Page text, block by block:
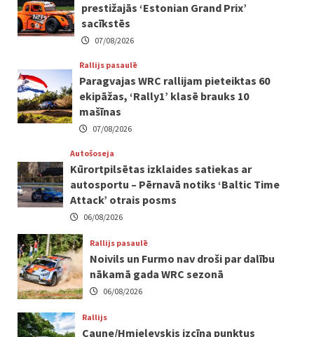
prestižajās ‘Estonian Grand Prix’
sacīkstēs
07/08/2026
Rallijs pasaulē
Paragvajas WRC rallijam pieteiktas 60
ekipāžas, ‘Rally1’ klasē brauks 10
mašīnas
07/08/2026
Autošoseja
Kūrortpilsētas izklaides satiekas ar
autosportu – Pērnavā notiks ‘Baltic Time
Attack’ otrais posms
06/08/2026
Rallijs pasaulē
Noivils un Furmo nav droši par dalību
nākamā gada WRC sezonā
06/08/2026
Rallijs
Caune/Hmieļevskis izcīna punktus